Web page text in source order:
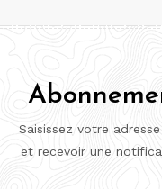
Saisissez votre
et recevoir une